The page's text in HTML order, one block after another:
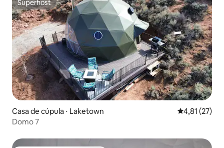
Superhost
Superhost
Casa de cúpula ⋅ Laketown 4,81 de uma
4,81 (27)
Domo 7